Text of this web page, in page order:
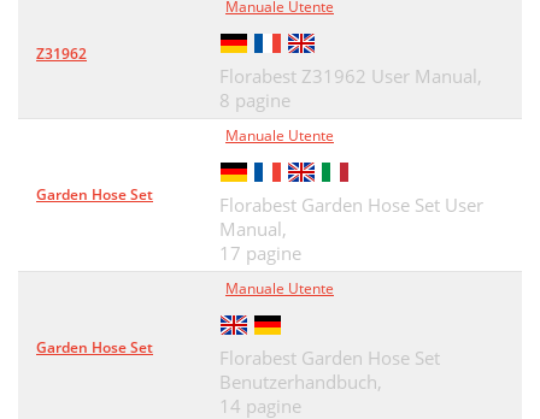
Z31962
Manuale Utente
Florabest Z31962 User Manual,
8 pagine
Garden Hose Set
Manuale Utente
Florabest Garden Hose Set User
Manual,
17 pagine
Garden Hose Set
Manuale Utente
Florabest Garden Hose Set
Benutzerhandbuch,
14 pagine